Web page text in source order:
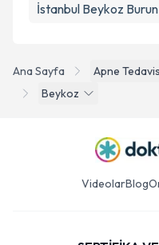
Ana Sayfa Apne
Beykoz
İstanbul Beykoz
VideolarBlog